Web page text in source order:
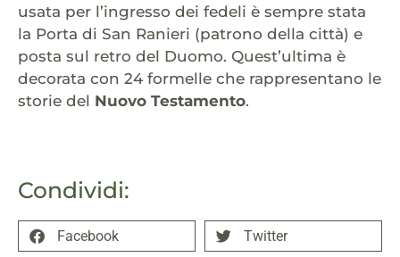
Condividi:
Facebook Twitter
usata per l’ingresso dei fedeli è sempre stata
la Porta di San Ranieri (patrono della città) e
posta sul retro del Duomo. Quest’ultima è
decorata con 24 formelle che rappresentano le
storie del Nuovo Testamento.